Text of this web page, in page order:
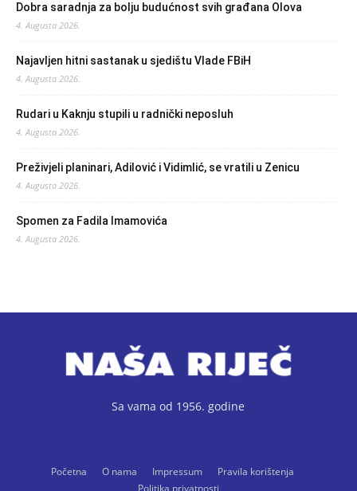
Dobra saradnja za bolju budućnost svih građana Olova
4. Augusta 2026.
Najavljen hitni sastanak u sjedištu Vlade FBiH
4. Augusta 2026.
Rudari u Kaknju stupili u radnički neposluh
4. Augusta 2026.
Preživjeli planinari, Adilović i Vidimlić, se vratili u Zenicu
4. Augusta 2026.
Spomen za Fadila Imamovića
4. Augusta 2026.
Sa vama od 1956. godine
Početna O nama Impressum
Pravila korištenja
Politika privatnosti